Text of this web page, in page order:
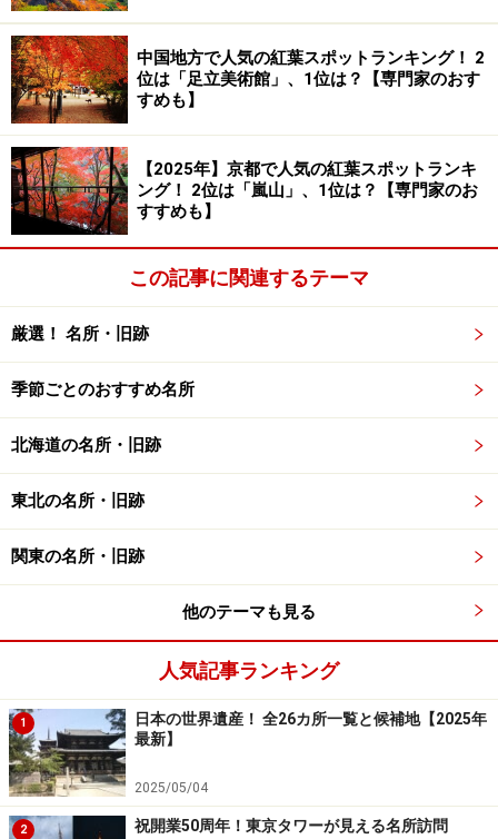
北千住から東京メトロ千代田線経由で出発するロマンスカー
MSE。箱根湯本まで行くメトロはこね号も運行されています
また東京メトロ千代田線の北千住、大手町から箱根湯本
へ直通する青いロマンスカー
MSE（Multi Super
Express）がメトロはこね号として1日1～3本が運行され
ています。
何時出発のロマンスカーにどの車両が当てられるかは
田急電鉄のWebサイトに特急電車の時刻表が掲載されて
いますので、特急券を予約する時にチェックすると良い
急券の予約が可能です。もし空いていれば前面展望席の
予約もできますよ。
箱根の山をスイッチバックで登る箱根登山
鉄道
箱根湯本から先、箱根の山を登る箱根登山鉄道の電車
小田急ロマンスカーに乗ると終点の箱根湯本には新宿か
ら1時間25～40分で到着。ここからは
車に乗り換えます。
中国地方で人気の紅葉スポットランキング！ 2
位は「足立美術館」、1位は？【専門家のおす
すめも】
【2025年】京都で人気の紅葉スポットランキ
ング！ 2位は「嵐山」、1位は？【専門家のお
すすめも】
この記事に関連するテーマ
厳選！ 名所・旧跡
季節ごとのおすすめ名所
北海道の名所・旧跡
東北の名所・旧跡
関東の名所・旧跡
他のテーマも見る
人気記事ランキング
1
日本の世界遺産！ 全26カ所一覧と候補地【2025年
最新】
2025/05/04
2 祝開業50周年！東京タワーが見える名所訪問